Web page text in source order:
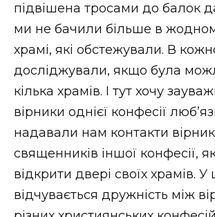
підвішена тросами до балок
ми не бачили більше в
храмі, які обстежували. В
досліджували, якщо була
кілька храмів. І тут хочу
вірники однієї конфесії
надавали нам контакти
священників іншої конфесії,
відкрити двері своїх храмів. У
відчувається дружність між